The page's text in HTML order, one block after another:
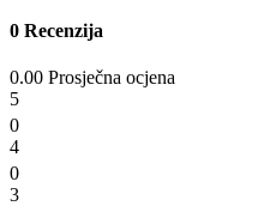
0 Recenzija
0.00 Prosječna ocjena
5
0
4
0
3